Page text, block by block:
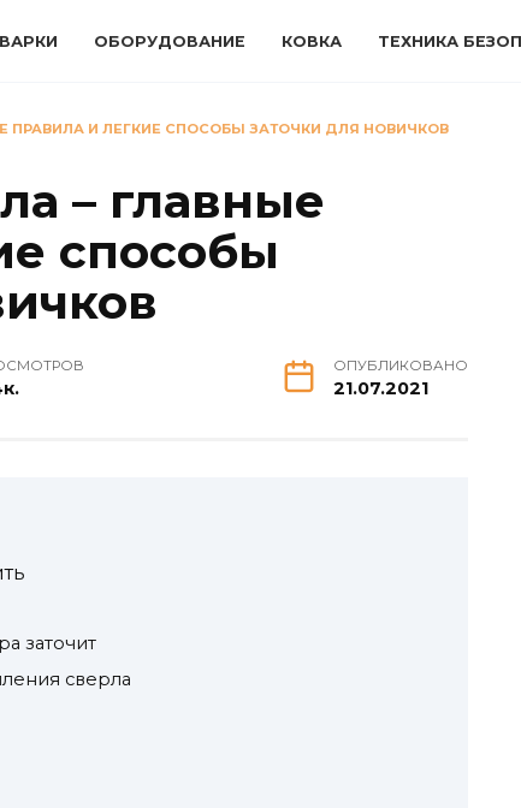
ОБОРУДОВАНИЕ КОВКА ТЕХНИКА
ПРАВИЛА И ЛЕГКИЕ СПОСОБЫ ЗАТОЧКИ ДЛЯ НОВИЧКОВ
– главные
способы
ОПУБЛИКОВАНО
21.07.2021
заточит
сверла